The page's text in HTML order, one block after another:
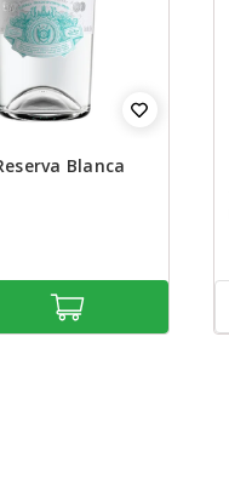
Blanca